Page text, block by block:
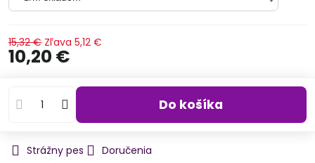
15,32 € Zľava 5,12 €
10,20 €
Do košíka
Strážny pes
Doručenia